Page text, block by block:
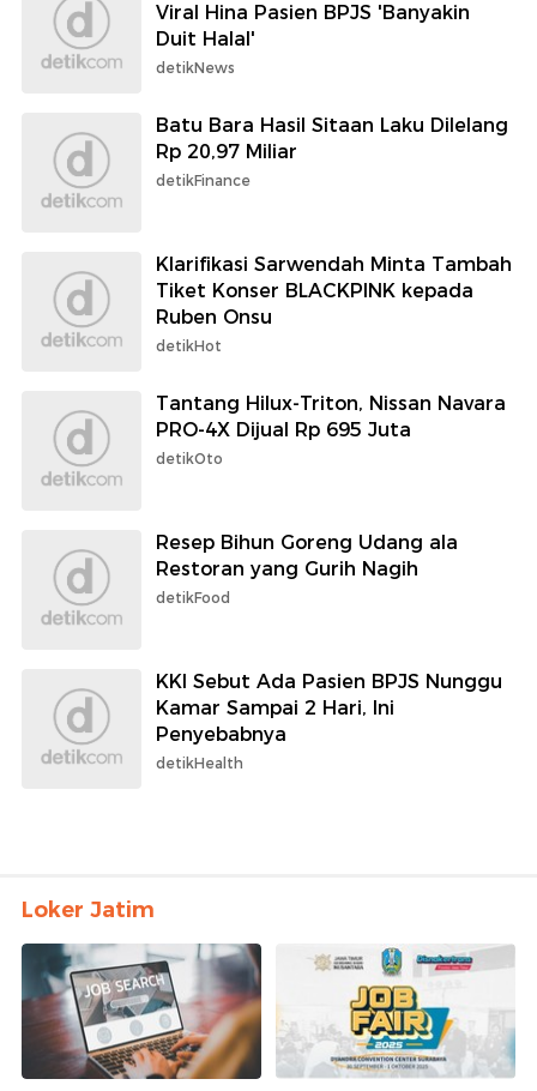
Viral Hina Pasien BPJS 'Banyakin
Duit Halal'
detikNews
Batu Bara Hasil Sitaan Laku Dilelang
Rp 20,97 Miliar
detikFinance
Klarifikasi Sarwendah Minta Tambah
Tiket Konser BLACKPINK kepada
Ruben Onsu
detikHot
Tantang Hilux-Triton, Nissan Navara
PRO-4X Dijual Rp 695 Juta
detikOto
Resep Bihun Goreng Udang ala
Restoran yang Gurih Nagih
detikFood
KKI Sebut Ada Pasien BPJS Nunggu
Kamar Sampai 2 Hari, Ini
Penyebabnya
detikHealth
Loker Jatim